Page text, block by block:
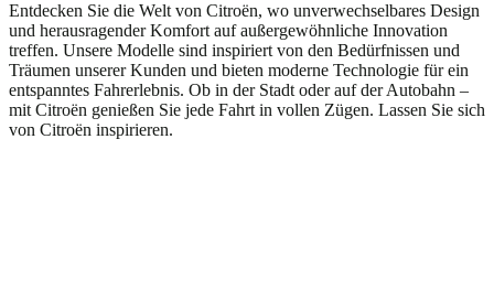
Entdecken Sie die Welt von Citroën, wo unverwechselbares Design
und herausragender Komfort auf außergewöhnliche Innovation
treffen. Unsere Modelle sind inspiriert von den Bedürfnissen und
Träumen unserer Kunden und bieten moderne Technologie für ein
entspanntes Fahrerlebnis. Ob in der Stadt oder auf der Autobahn –
mit Citroën genießen Sie jede Fahrt in vollen Zügen. Lassen Sie sich
von Citroën inspirieren.